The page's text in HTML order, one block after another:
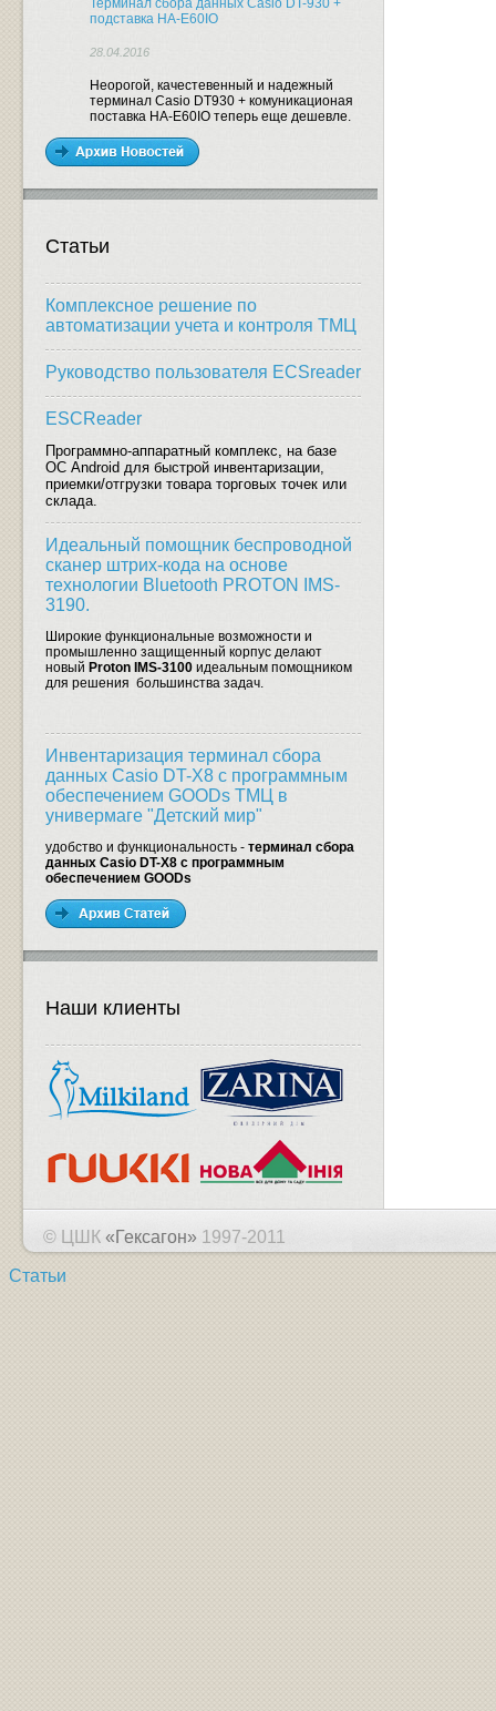
Терминал сбора данных Casio DT-930 +
подставка HA-E60IO
28.04.2016
Неорогой, качестевенный и надежный
терминал Casio DT930 + комуникационая
поставка HA-E60IO теперь еще дешевле.
Статьи
Комплексное решение по
автоматизации учета и контроля ТМЦ
Руководство пользователя ECSreader
ESCReader
Программно-аппаратный комплекс, на базе
ОС Android для быстрой инвентаризации,
приемки/отгрузки товара торговых точек или
склада.
Идеальный помощник беспроводной
сканер штрих-кода на основе
технологии Bluetooth PROTON IMS-
3190.
Широкие функциональные возможности и
промышленно защищенный корпус делают
новый Proton IMS-3100 идеальным помощником
для решения большинства задач.
Инвентаризация терминал сбора
данных Casio DT-X8 с программным
обеспечением GOODs ТМЦ в
универмаге "Детский мир"
удобство и функциональность - терминал сбора
данных Casio DT-X8 с программным
обеспечением GOODs
Наши клиенты
© ЦШК «Гексагон» 1997-2011
Статьи